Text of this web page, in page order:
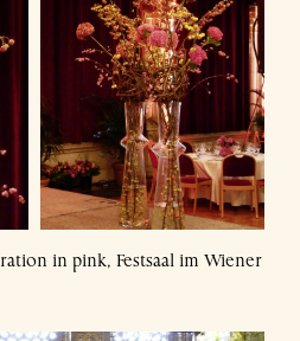
in pink, Festsaal im Wiener